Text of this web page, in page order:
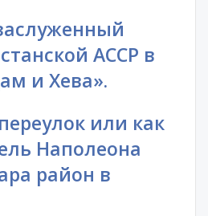
АССР в
и Хева».
или как
Наполеона
район в